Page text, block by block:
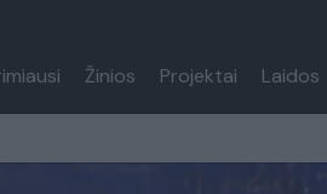
Žinios Projektai Laidos